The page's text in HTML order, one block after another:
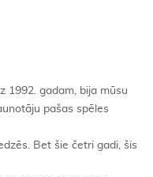
1992. gadam, bija mūsu
pašas spēles
Bet šie četri gadi, šis